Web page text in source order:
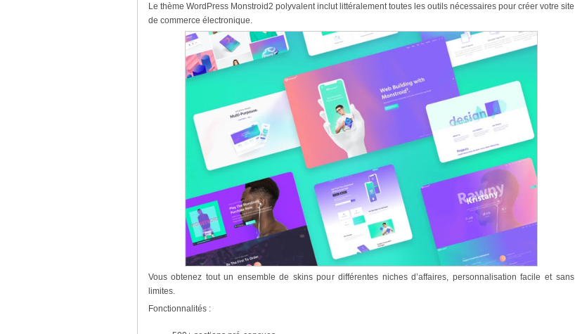
Le thème WordPress Monstroid2 polyvalent inclut littéralement toutes les outils nécessaires pour créer votre site
de commerce électronique.
Vous obtenez tout un ensemble de skins pour différentes niches d’affaires, personnalisation facile et sans
limites.
Fonctionnalités :